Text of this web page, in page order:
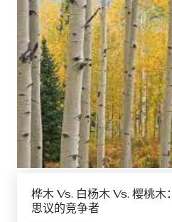
桦木 Vs. 白杨木 Vs. 樱桃
思议的竞争者